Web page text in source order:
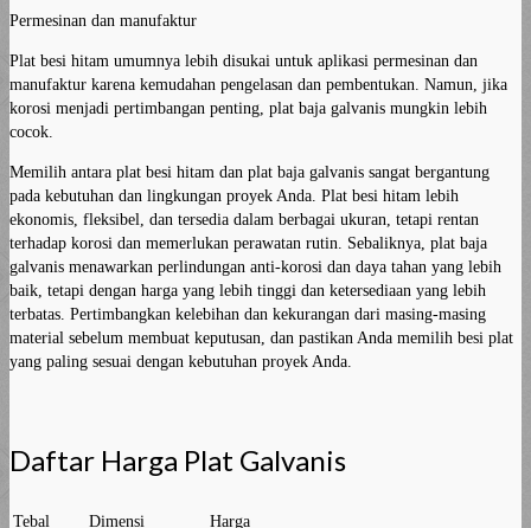
Permesinan dan manufaktur
Plat besi hitam umumnya lebih disukai untuk aplikasi permesinan dan
manufaktur karena kemudahan pengelasan dan pembentukan. Namun, jika
korosi menjadi pertimbangan penting, plat baja galvanis mungkin lebih
cocok.
Memilih antara plat besi hitam dan plat baja galvanis sangat bergantung
pada kebutuhan dan lingkungan proyek Anda. Plat besi hitam lebih
ekonomis, fleksibel, dan tersedia dalam berbagai ukuran, tetapi rentan
terhadap korosi dan memerlukan perawatan rutin. Sebaliknya, plat baja
galvanis menawarkan perlindungan anti-korosi dan daya tahan yang lebih
baik, tetapi dengan harga yang lebih tinggi dan ketersediaan yang lebih
terbatas. Pertimbangkan kelebihan dan kekurangan dari masing-masing
material sebelum membuat keputusan, dan pastikan Anda memilih besi plat
yang paling sesuai dengan kebutuhan proyek Anda.
Daftar Harga Plat Galvanis
Tebal Dimensi
Harga